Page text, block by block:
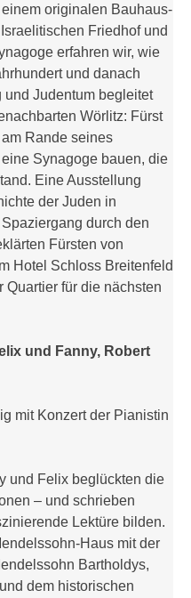
originalen Bauhaus-
Friedhof und
erfahren wir, wie
und danach
und Judentum begleitet
Wörlitz: Fürst
Rande seines
Synagoge bauen, die
Eine Ausstellung
der Juden in
durch den
Fürsten von
Hotel Schloss Breitenfeld
für die nächsten
und Fanny, Robert
mit Konzert der Pianistin
und Felix beglückten die
– und schrieben
Lektüre bilden.
Haus mit der
Bartholdys,
dem historischen